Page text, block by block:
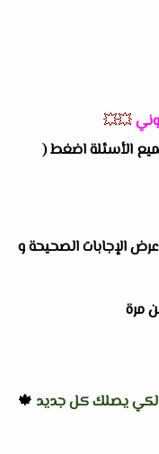
💥💥
الأسئلة اضغط (
الإجابات الصحيحة و
مرة
لكي يصلك كل جديد 🍁